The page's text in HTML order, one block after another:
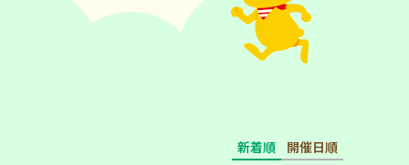
新着順 開催日順